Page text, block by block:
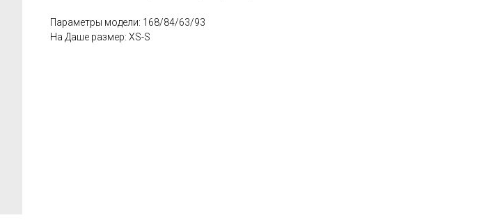
Параметры модели: 168/84/63/93
На Даше размер: XS-S